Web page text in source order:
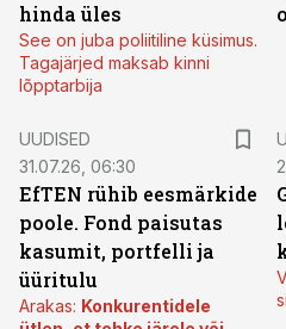
hinda üles
See on juba poliitiline küsimus.
Tagajärjed maksab kinni
lõpptarbija
UUDISED
31.07.26, 06:30
EfTEN rühib eesmärkide
poole. Fond paisutas
kasumit, portfelli ja
üüritulu
Arakas: Konkurentidele